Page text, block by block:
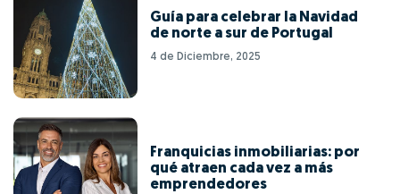
Guía para celebrar la Navidad
de norte a sur de Portugal
4 de Diciembre, 2025
Franquicias inmobiliarias: por
qué atraen cada vez a más
emprendedores